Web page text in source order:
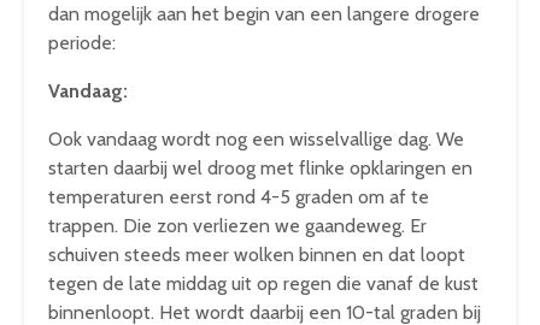
dan mogelijk aan het begin van een langere drogere
periode:
Vandaag:
Ook vandaag wordt nog een wisselvallige dag. We
starten daarbij wel droog met flinke opklaringen en
temperaturen eerst rond 4-5 graden om af te
trappen. Die zon verliezen we gaandeweg. Er
schuiven steeds meer wolken binnen en dat loopt
tegen de late middag uit op regen die vanaf de kust
binnenloopt. Het wordt daarbij een 10-tal graden bij